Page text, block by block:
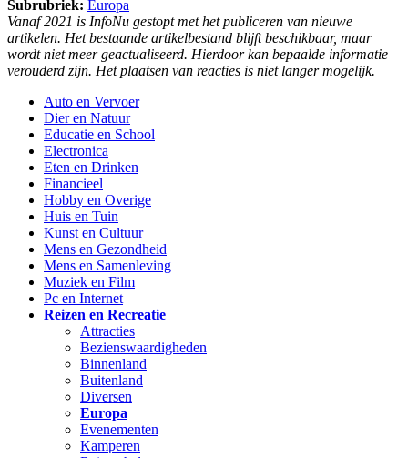
Subrubriek: Europa
Vanaf 2021 is InfoNu gestopt met het publiceren van nieuwe
artikelen. Het bestaande artikelbestand blijft beschikbaar, maar
wordt niet meer geactualiseerd. Hierdoor kan bepaalde informatie
verouderd zijn. Het plaatsen van reacties is niet langer mogelijk.
Auto en Vervoer
Dier en Natuur
Educatie en School
Electronica
Eten en Drinken
Financieel
Hobby en Overige
Huis en Tuin
Kunst en Cultuur
Mens en Gezondheid
Mens en Samenleving
Muziek en Film
Pc en Internet
Reizen en Recreatie
Attracties
Bezienswaardigheden
Binnenland
Buitenland
Diversen
Europa
Evenementen
Kamperen